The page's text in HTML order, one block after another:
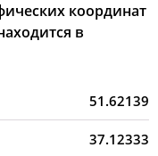
координат
в
51.62139
37.12333